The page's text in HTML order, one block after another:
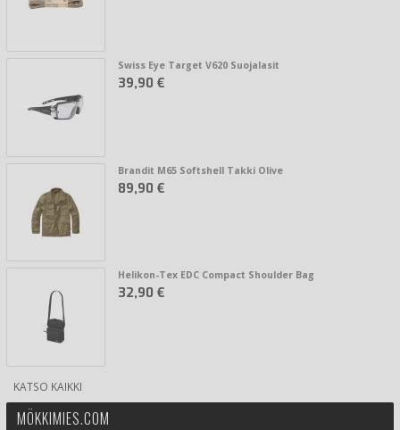
Swiss Eye Target V620 Suojalasit
39,90 €
Brandit M65 Softshell Takki Olive
89,90 €
Helikon-Tex EDC Compact Shoulder Bag
32,90 €
KATSO KAIKKI
MÖKKIMIES.COM